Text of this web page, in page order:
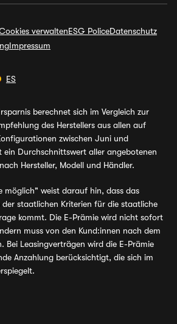
verwaltenESG PoliceDatenschutz
Impressum
ES
berechnet sich im Vergleich zur
des Herstellers aus allen auf
zwischen Juni und
ein Durchschnittswert aller angebotenen
Hersteller, Modell und Händler.
möglich" weist darauf hin, dass das
staatlichen Kriterien für die staatliche
kommt. Die E-Prämie wird nicht sofort
muss von den Kund:innen nach dem
Bei Leasingverträgen wird die E-Prämie
Anzahlung berücksichtigt, die sich im